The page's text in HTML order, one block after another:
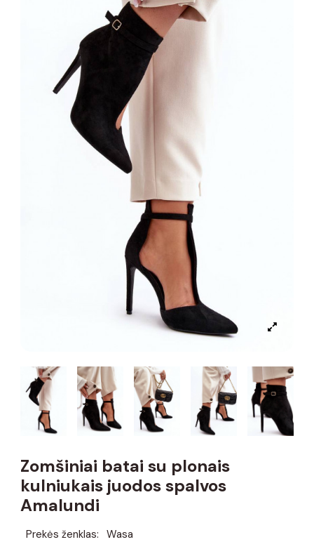
Zomšiniai batai su plonais
kulniukais juodos spalvos
Amalundi
Prekės ženklas: Wasa